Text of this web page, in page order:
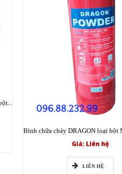
Bình cầu chữa cháy tự động DRAGON loại bột XZFT8 ABC 8kg có tem kiểm định
Giá: Liên hệ
LIÊN HỆ